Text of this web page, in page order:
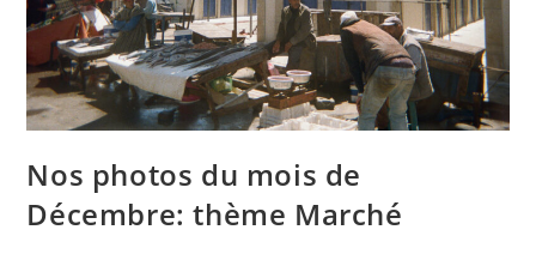
Nos photos du mois de
Décembre: thème Marché